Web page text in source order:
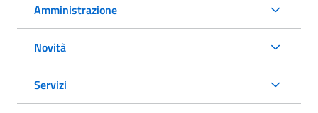
Amministrazione
Novità
Servizi